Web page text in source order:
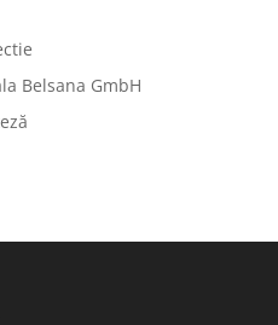
Belsana GmbH